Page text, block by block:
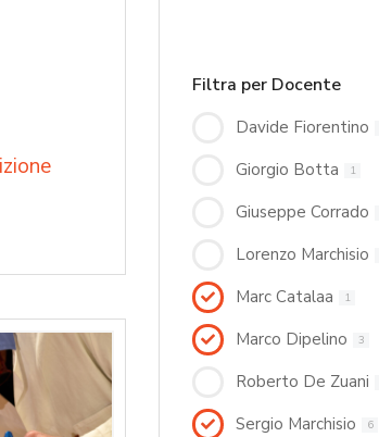
Filtra per Docente
Davide Fiorentino
Giorgio Botta 1
Giuseppe Corrado
Lorenzo Marchisio
Marc Catalaa 1
Marco Dipelino 3
Roberto De Zuani
Sergio Marchisio 6